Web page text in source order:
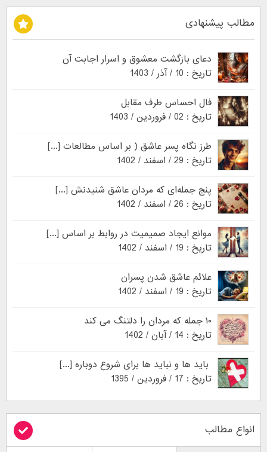
مطالب پیشنهادی
دعای بازگشت معشوق و اسرار اجابت آن
تاریخ : 10 / آذر / 1403
فال احساس طرف مقابل
تاریخ : 02 / فروردین / 1403
طرز نگاه پسر عاشق ( بر اساس مطالعات [...]
تاریخ : 29 / اسفند / 1402
پنج جمله‌ای که مردان عاشق شنیدنش [...]
تاریخ : 26 / اسفند / 1402
موانع ایجاد صمیمیت در روابط بر اساس [...]
تاریخ : 19 / اسفند / 1402
علائم عاشق شدن پسران
تاریخ : 19 / اسفند / 1402
۱۰ جمله که مردان را دلتنگ می کند
تاریخ : 14 / آبان / 1402
باید ها و نباید ها برای شروع دوباره [...]
تاریخ : 17 / فروردین / 1395
انواع مطالب